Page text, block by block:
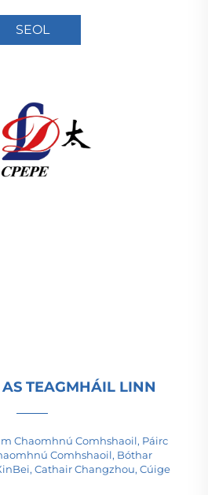
SEOL
TEAGMHÁIL LINN
Chaomhnú Comhshaoil, Páirc
Comhshaoil, Bóthar
Cathair Changzhou, Cúige